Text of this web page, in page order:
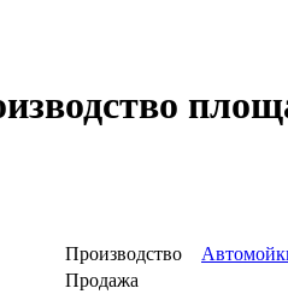
Производство
Продажа